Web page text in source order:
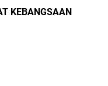
KEBANGSAAN